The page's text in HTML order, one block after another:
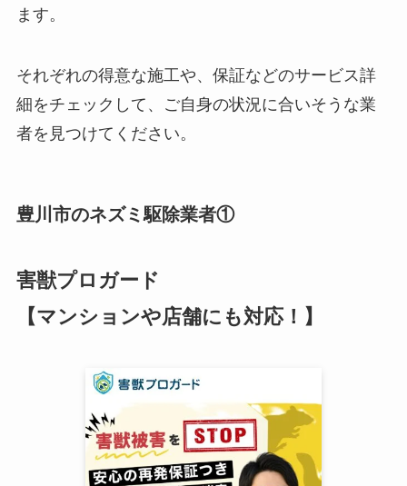
ます。
それぞれの得意な施工や、保証などのサービス詳
細をチェックして、ご自身の状況に合いそうな業
者を見つけてください。
豊川市のネズミ駆除業者①
害獣プロガード
【マンションや店舗にも対応！】